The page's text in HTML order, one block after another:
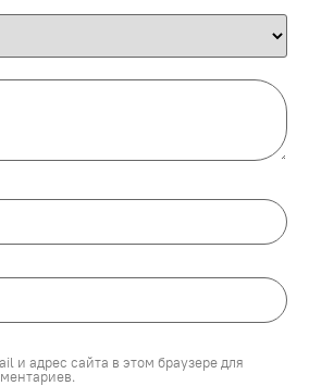
и адрес сайта в этом браузере для